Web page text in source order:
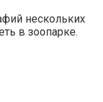
нескольких
в зоопарке.